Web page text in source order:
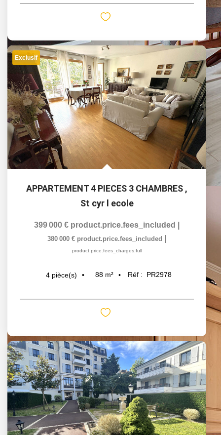
Exclusif
APPARTEMENT 4 PIECES 3 CHAMBRES ,
St cyr l ecole
399 000 € product.price.fees_included
380 000 € product.price.fees_included
product.price.fees_charges.full
4 pièce(s) 88 m² Réf : PR2978